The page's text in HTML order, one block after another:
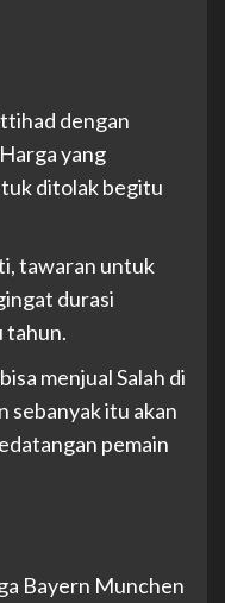
dengan
yang
ditolak begitu
tawaran untuk
durasi
tahun.
menjual Salah di
sebanyak itu akan
pemain
Bayern Munchen